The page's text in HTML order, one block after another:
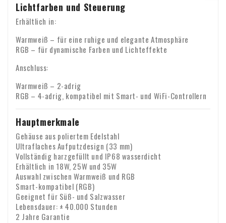
Lichtfarben und Steuerung
Erhältlich in:
Warmweiß – für eine ruhige und elegante Atmosphäre
RGB – für dynamische Farben und Lichteffekte
Anschluss:
Warmweiß – 2-adrig
RGB – 4-adrig, kompatibel mit Smart- und WiFi-Controllern
Hauptmerkmale
Gehäuse aus poliertem Edelstahl
Ultraflaches Aufputzdesign (33 mm)
Vollständig harzgefüllt und IP68 wasserdicht
Erhältlich in 18W, 25W und 35W
Auswahl zwischen Warmweiß und RGB
Smart-kompatibel (RGB)
Geeignet für Süß- und Salzwasser
Lebensdauer: ± 40.000 Stunden
2 Jahre Garantie